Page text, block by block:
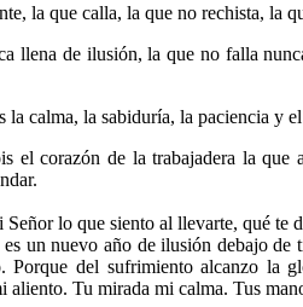
la que calla, la que no rechista, la
llena de ilusión, la que no falla
la calma, la sabiduría, la paciencia y
el corazón de la trabajadera la que
lo que siento al llevarte, qué te
es un nuevo año de ilusión debajo
Porque del sufrimiento alcanzo la
aliento. Tu mirada mi calma. Tus